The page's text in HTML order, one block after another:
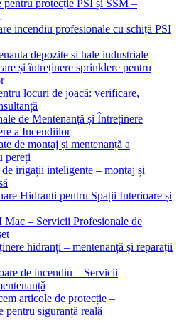
pentru protecție PSI și SSM –
incendiu profesionale cu schiță PSI
depozite si hale industriale
și întreținere sprinklere pentru
locuri de joacă: verificare,
de Mentenanță și Întreținere
a Incendiilor
de montaj și mentenanță a
pereți
de irigații inteligente – montaj și
Hidranti pentru Spații Interioare și
– Servicii Profesionale de
hidranți – mentenanță și reparații
de incendiu – Servicii
articole de protecție –
pentru siguranță reală